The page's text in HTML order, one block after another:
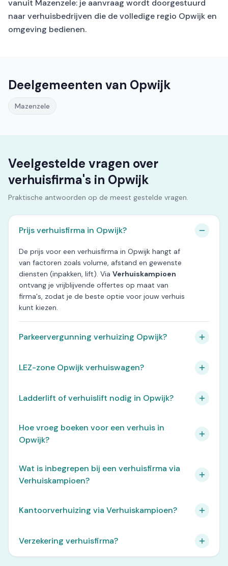
vanuit Mazenzele: je aanvraag wordt doorgestuurd
naar verhuisbedrijven die de volledige regio Opwijk en
omgeving bedienen.
Deelgemeenten van Opwijk
Mazenzele
Veelgestelde vragen over
verhuisfirma's in Opwijk
Praktische antwoorden op de meest gestelde vragen.
Prijs verhuisfirma in Opwijk?
De prijs voor een verhuisfirma in Opwijk hangt af
van factoren zoals volume, afstand en gewenste
diensten (inpakken, lift). Via Verhuiskampioen
ontvang je vrijblijvende offertes op maat van
firma's, zodat je de beste optie voor jouw verhuis
kunt kiezen.
Parkeervergunning verhuizing Opwijk?
LEZ-zone Opwijk verhuiswagen?
Ladderlift of verhuislift nodig in Opwijk?
Hoe vroeg boeken voor een verhuis in
Opwijk?
Wat is inbegrepen bij een verhuisfirma via
Verhuiskampioen?
Kantoorverhuizing via Verhuiskampioen?
Verzekering verhuisfirma?